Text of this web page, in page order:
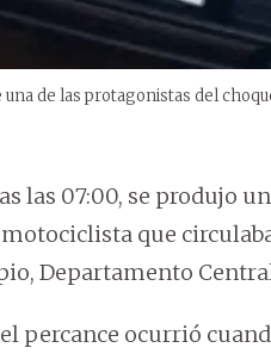
de las protagonistas del
las 07:00, se produjo
que
Departamento
percance ocurrió